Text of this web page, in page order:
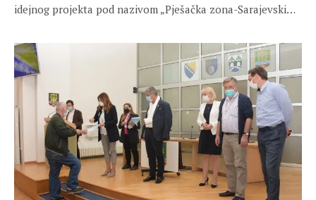
idejnog projekta pod nazivom „Pješačka zona-Sarajevski…